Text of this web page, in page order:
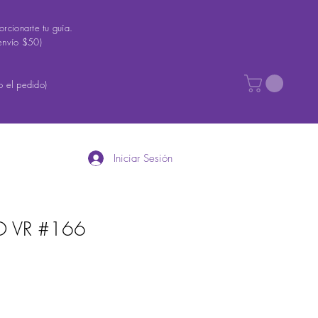
tu guía.
$50)
el pedido)
Iniciar Sesión
VR #166